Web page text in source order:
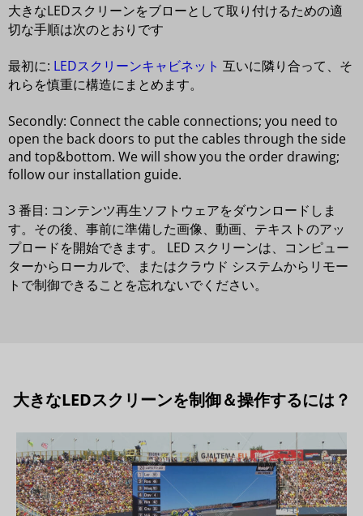
大きなLEDスクリーンをブローとして取り付けるための適
切な手順は次のとおりです
最初に: LEDスクリーンキャビネット 互いに隣り合って、そ
れらを慎重に構造にまとめます。
Secondly: Connect the cable connections; you need to
open the back doors to put the cables through the side
and top&bottom. We will show you the order drawing;
follow our installation guide.
3 番目: コンテンツ再生ソフトウェアをダウンロードしま
す。その後、事前に準備した画像、動画、テキストのアッ
プロードを開始できます。 LED スクリーンは、コンピュー
ターからローカルで、またはクラウド システムからリモー
トで制御できることを忘れないでください。
大きなLEDスクリーンを制御＆操作するには？